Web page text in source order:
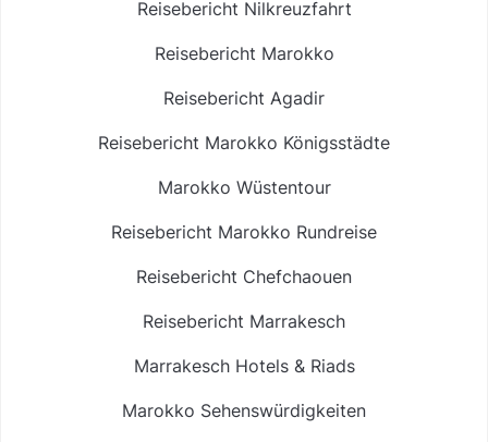
Reisebericht Nilkreuzfahrt
Reisebericht Marokko
Reisebericht Agadir
Reisebericht Marokko Königsstädte
Marokko Wüstentour
Reisebericht Marokko Rundreise
Reisebericht Chefchaouen
Reisebericht Marrakesch
Marrakesch Hotels & Riads
Marokko Sehenswürdigkeiten